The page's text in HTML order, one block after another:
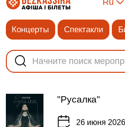
Ru
Концерты Спектакли
"Русалка"
26 июня 2026